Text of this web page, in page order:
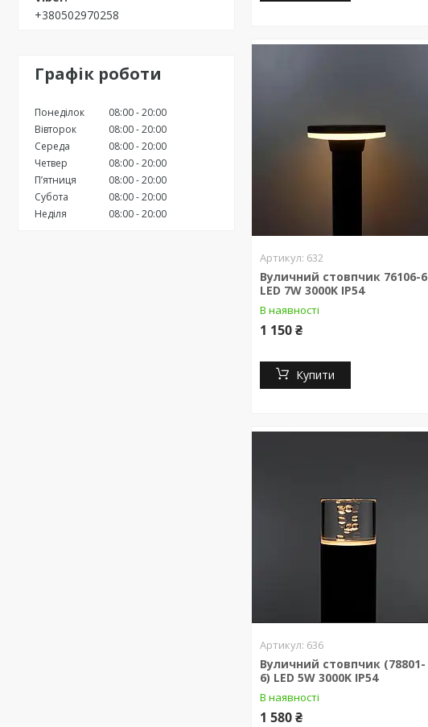
+380502970258
Графік роботи
Понеділок 08:00 20:00
Вівторок
08:00 20:00
Середа
08:00 20:00
Четвер
08:00 20:00
Пʼятниця
08:00 20:00
Субота
08:00 20:00
Неділя
08:00 20:00
632
Вуличний стовпчик 76106-6
LED 7W 3000K IP54
В наявності
1 150 ₴
Купити
636
Вуличний стовпчик (78801-
6) LED 5W 3000K IP54
В наявності
1 580 ₴